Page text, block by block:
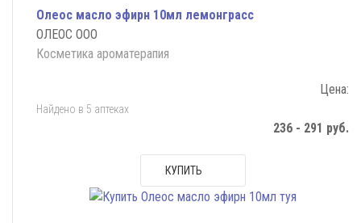
Олеос масло эфирн 10мл лемонграсс
ОЛЕОС ООО
Косметика ароматерапия
Цена:
Найдено в 5 аптеках
236 - 291 руб.
КУПИТЬ